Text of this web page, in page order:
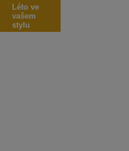
Léto ve
vašem
stylu